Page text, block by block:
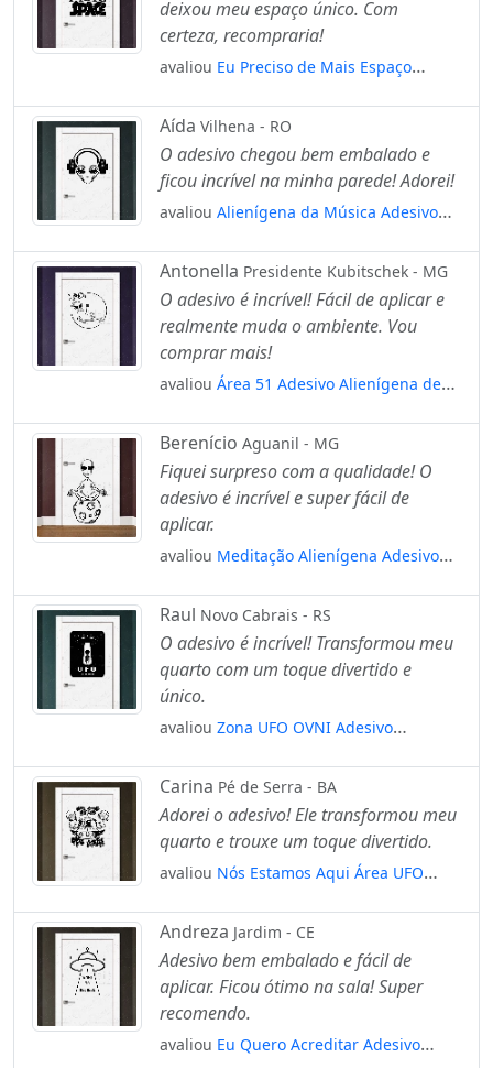
deixou meu espaço único. Com
certeza, recompraria!
avaliou Eu Preciso de Mais Espaço
Quarto, Porta e Vidro Mod:196
Aída Vilhena - RO
O adesivo chegou bem embalado e
ficou incrível na minha parede! Adorei!
avaliou Alienígena da Música Adesivo
e Vidro Mod:51
Antonella Presidente Kubitschek - MG
O adesivo é incrível! Fácil de aplicar e
realmente muda o ambiente. Vou
comprar mais!
avaliou Área 51 Adesivo Alienígena de
Mod:403
Berenício Aguanil - MG
Fiquei surpreso com a qualidade! O
adesivo é incrível e super fácil de
aplicar.
avaliou Meditação Alienígena Adesivo
e Vidro Mod:258
Raul Novo Cabrais - RS
O adesivo é incrível! Transformou meu
quarto com um toque divertido e
único.
avaliou Zona UFO OVNI Adesivo
e Vidro Mod:113
Carina Pé de Serra - BA
Adorei o adesivo! Ele transformou meu
quarto e trouxe um toque divertido.
avaliou Nós Estamos Aqui Área UFO
Quarto, Porta e Vidro Mod:320
Andreza Jardim - CE
Adesivo bem embalado e fácil de
aplicar. Ficou ótimo na sala! Super
recomendo.
avaliou Eu Quero Acreditar Adesivo